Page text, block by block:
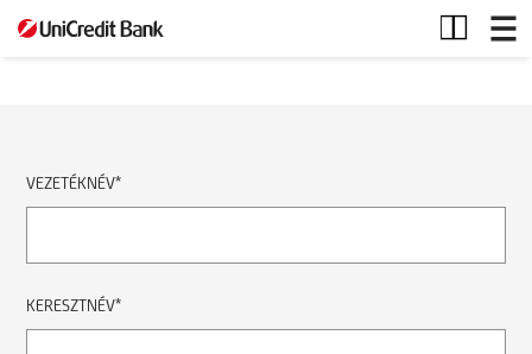
Bankszámla
VEZETÉKNÉV*
KERESZTNÉV*